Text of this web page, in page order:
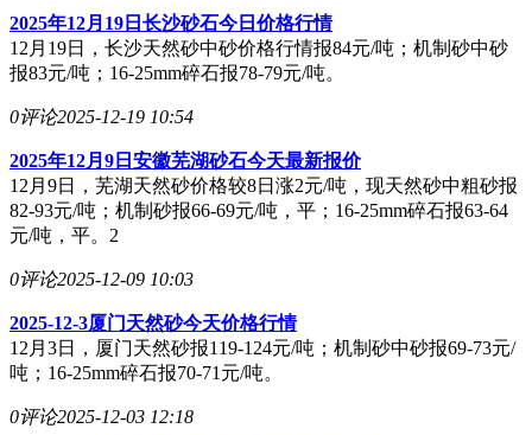
2025年12月19日长沙砂石今日价格行情
12月19日，长沙天然砂中砂价格行情报84元/吨；机制砂中砂
报83元/吨；16-25mm碎石报78-79元/吨。
0评论2025-12-19 10:54
2025年12月9日安徽芜湖砂石今天最新报价
12月9日，芜湖天然砂价格较8日涨2元/吨，现天然砂中粗砂报
82-93元/吨；机制砂报66-69元/吨，平；16-25mm碎石报63-64
元/吨，平。2
0评论2025-12-09 10:03
2025-12-3厦门天然砂今天价格行情
12月3日，厦门天然砂报119-124元/吨；机制砂中砂报69-73元/
吨；16-25mm碎石报70-71元/吨。
0评论2025-12-03 12:18